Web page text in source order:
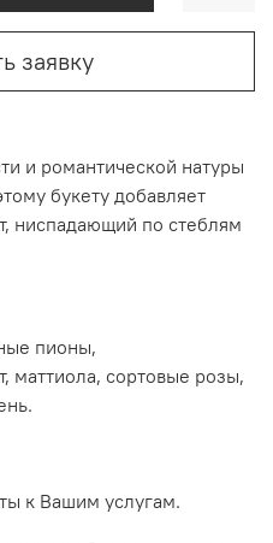
заявку
и романтической натуры
букету добавляет
ниспадающий по стеблям
пионы,
маттиола, сортовые розы,
к Вашим услугам.